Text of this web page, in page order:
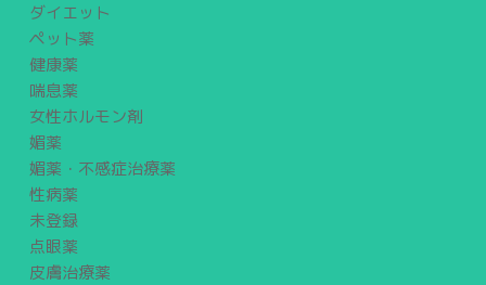
ダイエット
ペット薬
健康薬
喘息薬
女性ホルモン剤
媚薬
媚薬・不感症治療薬
性病薬
未登録
点眼薬
皮膚治療薬